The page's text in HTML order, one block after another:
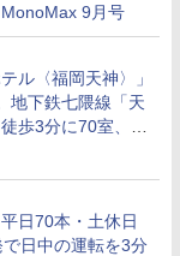
9月号
テル〈福岡天神〉」
地下鉄七隈線「天
歩3分に70室、エ
日70本・土休日
日中の運転を3分